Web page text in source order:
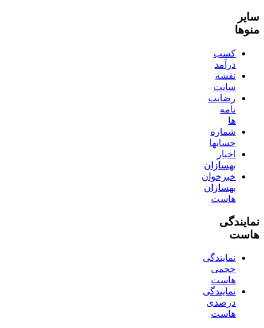
سایر
منوها
کسب
درآمد
نقشه
سایت
رضایت
نامه
ها
شماره
حسابها
اخبار
بهسازان
خبرخوان
بهسازان
هاست
نمایندگی
هاست
نمایندگی
حجمی
هاست
نمایندگی
درصدی
هاست